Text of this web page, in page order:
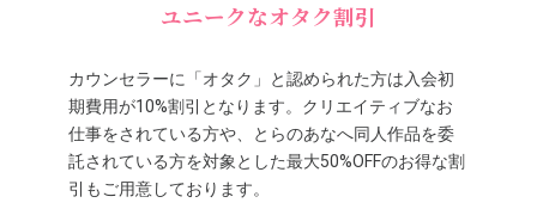
ユニークなオタク割引
カウンセラーに「オタク」と認められた方は入会初
期費用が10%割引となります。クリエイティブなお
仕事をされている方や、とらのあなへ同人作品を委
託されている方を対象とした最大50%OFFのお得な割
引もご用意しております。